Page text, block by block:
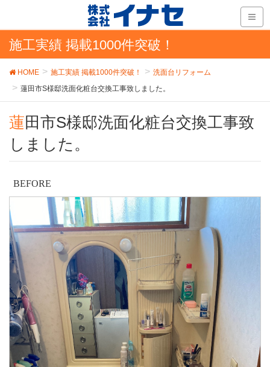
施工実績 掲載1000件突破！
HOME 施工実績 掲載1000件突破！
洗面台リフォーム
蓮田市S様邸洗面化粧台交換工事致しました。
蓮田市S様邸洗面化粧台交換工事致
しました。
BEFORE